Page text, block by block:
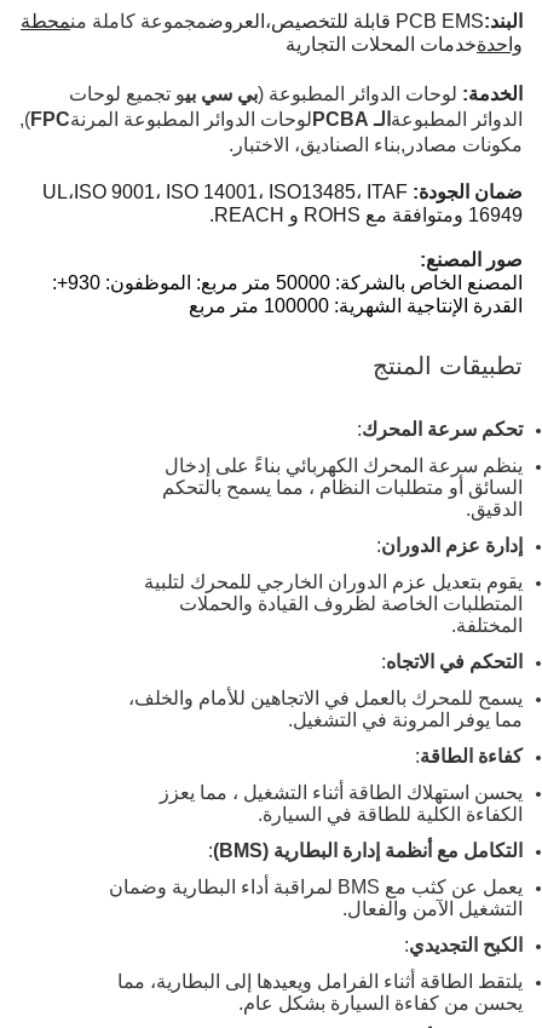
البند:PCB EMS قابلة للتخصيص، العروضمجموعة كاملة منمحطة
واحدةخدمات المحلات التجارية
الخدمة: لوحات الدوائر المطبوعة ( بي سي بيو تجميع لوحات
الدوائر المطبوعةالـ PCBA لوحات الدوائر المطبوعة المرنةFPC
),
مكونات مصادر, بناء الصناديق، الاختبار.
ضمان الجودة: UL،ISO 9001، ISO 14001، ISO13485، ITAF
16949 ومتوافقة مع ROHS و REACH.
صور المصنع:
المصنع الخاص بالشركة: 50000 متر مربع: الموظفون: 930+:
القدرة الإنتاجية الشهرية: 100000 متر مربع
تطبيقات المنتج
تحكم سرعة المحرك:
ينظم سرعة المحرك الكهربائي بناءً على إدخال
السائق أو متطلبات النظام ، مما يسمح بالتحكم
الدقيق.
إدارة عزم الدوران:
يقوم بتعديل عزم الدوران الخارجي للمحرك لتلبية
المتطلبات الخاصة لظروف القيادة والحملات
المختلفة.
التحكم في الاتجاه:
يسمح للمحرك بالعمل في الاتجاهين للأمام والخلف،
مما يوفر المرونة في التشغيل.
كفاءة الطاقة:
يحسن استهلاك الطاقة أثناء التشغيل ، مما يعزز
الكفاءة الكلية للطاقة في السيارة.
التكامل مع أنظمة إدارة البطارية (BMS)
:
يعمل عن كثب مع BMS لمراقبة أداء البطارية وضمان
التشغيل الآمن والفعال.
الكبح التجديدي:
يلتقط الطاقة أثناء الفرامل ويعيدها إلى البطارية، مما
يحسن من كفاءة السيارة بشكل عام.